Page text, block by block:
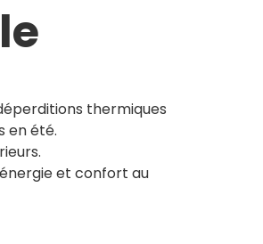
thermiques
en été.
et confort au